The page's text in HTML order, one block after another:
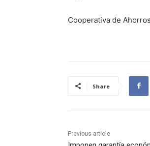
Cooperativa de
Share
Previous article